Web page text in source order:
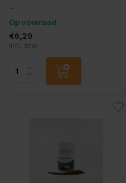
...
Op voorraad
€6,29
Incl. btw